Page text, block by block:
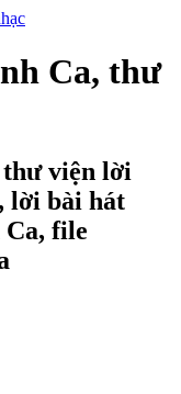
Ca, thư
thư viện lời
lời bài hát
Ca, file